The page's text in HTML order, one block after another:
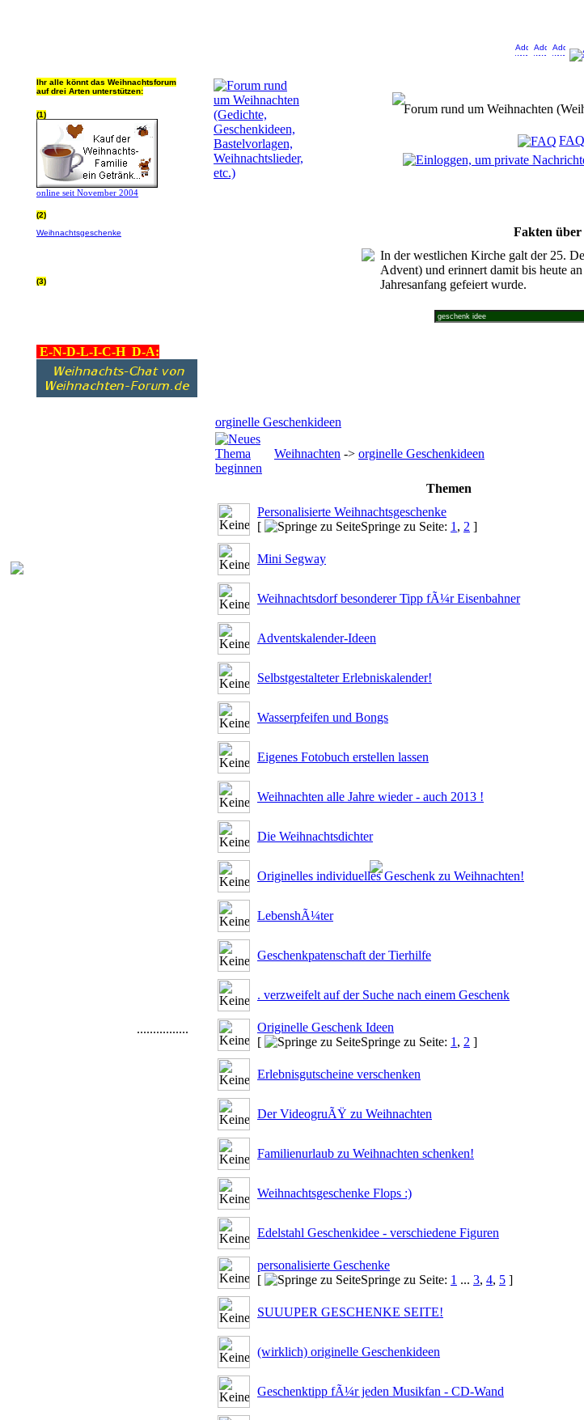
Ihr alle könnt das Weihnachtsforum
auf drei Arten unterstützen:
(1)
online seit November 2004
(2)
Weihnachtsgeschenke
(3)
E-N-D-L-I-C-H D-A:
................
Forum rund um Weihnachten
FAQ
Fakten über
In der westlichen Kirche galt der 25.
Advent) und erinnert damit bis heute
Jahresanfang gefeiert wurde.
orginelle Geschenkideen
Weihnachten -> orginelle Geschenkideen
Themen
Personalisierte Weihnachtsgeschenke
[
Springe zu Seite: 1 , 2 ]
Mini Segway
Weihnachtsdorf besonderer Tipp fÃ¼r Eisenbahner
Adventskalender-Ideen
Selbstgestalteter Erlebniskalender!
Wasserpfeifen und Bongs
Eigenes Fotobuch erstellen lassen
Weihnachten alle Jahre wieder - auch 2013 !
Die Weihnachtsdichter
Originelles individuelles Geschenk zu Weihnachten!
LebenshÃ¼ter
Geschenkpatenschaft der Tierhilfe
. verzweifelt auf der Suche nach einem Geschenk
Originelle Geschenk Ideen
[
Springe zu Seite: 1 , 2 ]
Erlebnisgutscheine verschenken
Der VideogruÃŸ zu Weihnachten
Familienurlaub zu Weihnachten schenken!
Weihnachtsgeschenke Flops :)
Edelstahl Geschenkidee - verschiedene Figuren
personalisierte Geschenke
[
Springe zu Seite: 1 ... 3, 4, 5 ]
SUUUPER GESCHENKE SEITE!
(wirklich) originelle Geschenkideen
Geschenktipp fÃ¼r jeden Musikfan - CD-Wand